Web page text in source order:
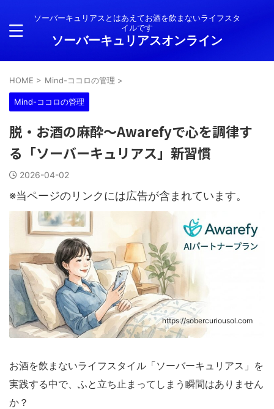
ソーバーキュリアスとはあえてお酒を飲まないライフスタ
イルです
ソーバーキュリアスオンライン
HOME > Mind-ココロの管理 >
Mind-ココロの管理
脱・お酒の麻酔～Awarefyで心を調律す
る「ソーバーキュリアス」新習慣
2026-04-02
※当ページのリンクには広告が含まれています。
https://sobercuriousol.com
お酒を飲まないライフスタイル「ソーバーキュリアス」を
実践する中で、ふと立ち止まってしまう瞬間はありません
か？